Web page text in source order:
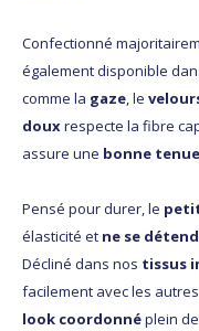
Confectionné
également disponible
comme la gaze, le
douxrespecte la fibre
assure une bonne tenue
Pensé pour durer, le
élasticité et ne se
Décliné dans nos tissus
facilement avec les
look coordonnéplein